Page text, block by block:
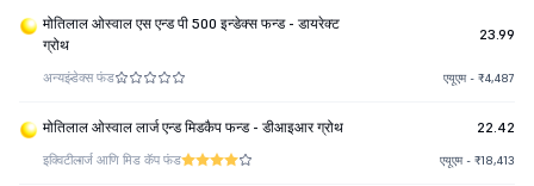
मोतिलाल ओस्वाल एस एन्ड पी 500 इन्डेक्स फन्ड - डायरेक्ट
ग्रोथ
23.99
अन्यइंडेक्स फंड एयूएम - ₹4,487
मोतिलाल ओस्वाल लार्ज एन्ड मिडकैप फन्ड - डीआइआर ग्रोथ 22.42
इक्विटीलार्ज आणि मिड कॅप फंड एयूएम - ₹18,413